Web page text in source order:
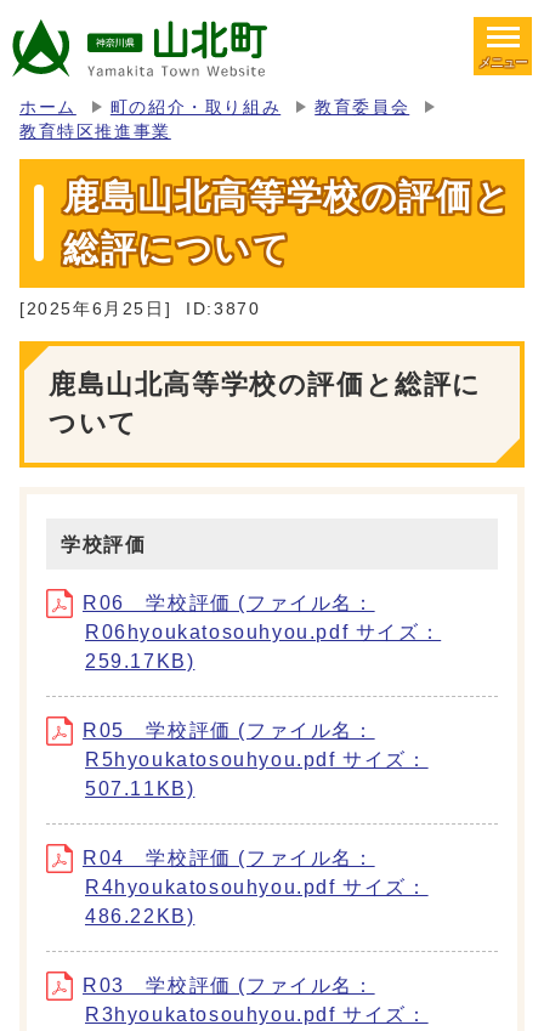
メニュー
ホーム 町の紹介・取り組み
教育委員会
教育特区推進事業
鹿島山北高等学校の評価と
総評について
[2025年6月25日] ID:3870
鹿島山北高等学校の評価と総評に
ついて
学校評価
R06 学校評価 (ファイル名：
R06hyoukatosouhyou.pdf サイズ：
259.17KB)
R05 学校評価 (ファイル名：
R5hyoukatosouhyou.pdf サイズ：
507.11KB)
R04 学校評価 (ファイル名：
R4hyoukatosouhyou.pdf サイズ：
486.22KB)
R03 学校評価 (ファイル名：
R3hyoukatosouhyou.pdf サイズ：